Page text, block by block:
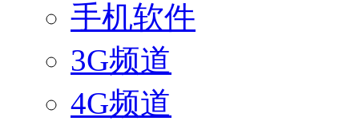
手机软件
3G频道
4G频道